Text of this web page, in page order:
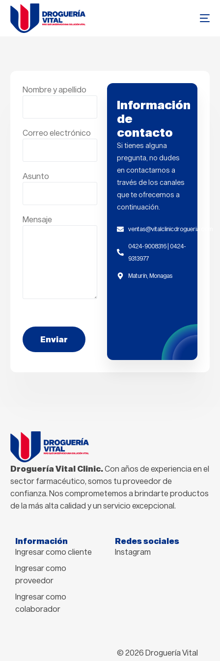
Nombre y apellido
Correo electrónico
Asunto
Mensaje
Información
de
contacto
Si tienes alguna
pregunta, no dudes
en contactarnos a
través de los canales
que te ofrecemos a
continuación.
ventas@vitalclinicdrogueria.com
0424-9008316 | 0424-
9313977
Maturín, Monagas
Droguería Vital Clinic.Con años de experiencia en el
sector farmacéutico, somos tu proveedor de
confianza. Nos comprometemos a brindarte productos
de la más alta calidad y un servicio excepcional.
Información
Ingresar como cliente
Ingresar como
proveedor
Ingresar como
colaborador
Redes sociales
Instagram
© 2026 Droguería Vital